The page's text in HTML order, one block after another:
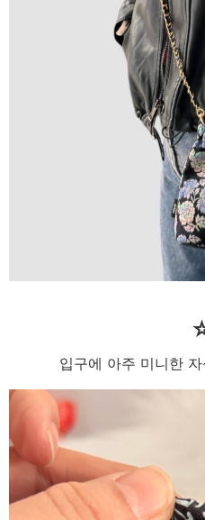
입구에 아주 미니한